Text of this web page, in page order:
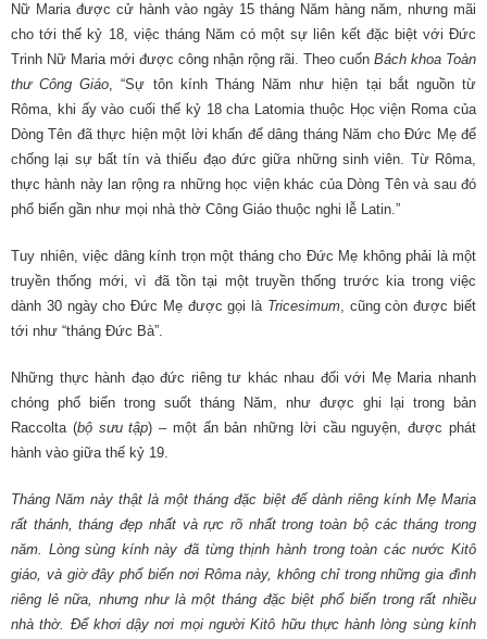
Nữ Maria được cử hành vào ngày 15 tháng Năm hàng năm, nhưng mãi
cho tới thế kỷ 18, việc tháng Năm có một sự liên kết đặc biệt với Đức
Trinh Nữ Maria mới được công nhận rộng rãi. Theo cuốn Bách khoa Toàn
thư Công Giáo, “Sự tôn kính Tháng Năm như hiện tại bắt nguồn từ
Rôma, khi ấy vào cuối thế kỷ 18 cha Latomia thuộc Học viện Roma của
Dòng Tên đã thực hiện một lời khấn để dâng tháng Năm cho Đức Mẹ để
chống lại sự bất tín và thiếu đạo đức giữa những sinh viên. Từ Rôma,
thực hành này lan rộng ra những học viện khác của Dòng Tên và sau đó
phổ biến gần như mọi nhà thờ Công Giáo thuộc nghi lễ Latin.”
Tuy nhiên, việc dâng kính trọn một tháng cho Đức Mẹ không phải là một
truyền thống mới, vì đã tồn tại một truyền thống trước kia trong việc
dành 30 ngày cho Đức Mẹ được gọi là Tricesimum, cũng còn được biết
tới như “tháng Đức Bà”.
Những thực hành đạo đức riêng tư khác nhau đối với Mẹ Maria nhanh
chóng phổ biến trong suốt tháng Năm, như được ghi lại trong bản
Raccolta (bộ sưu tập) – một ấn bản những lời cầu nguyện, được phát
hành vào giữa thế kỷ 19.
Tháng Năm này thật là một tháng đặc biệt để dành riêng kính Mẹ Maria
rất thánh, tháng đẹp nhất và rực rõ nhất trong toàn bộ các tháng trong
năm. Lòng sùng kính này đã từng thịnh hành trong toàn các nước Kitô
giáo, và giờ đây phổ biến nơi Rôma này, không chỉ trong những gia đình
riêng lẻ nữa, nhưng như là một tháng đặc biệt phổ biến trong rất nhiều
nhà thờ. Để khơi dậy nơi mọi người Kitô hữu thực hành lòng sùng kính